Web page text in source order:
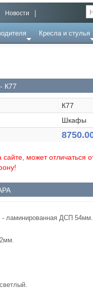
Новости |
Кресла и стулья
К77
К77
Шкафы
может отличаться
ламинированная ДСП 54мм.